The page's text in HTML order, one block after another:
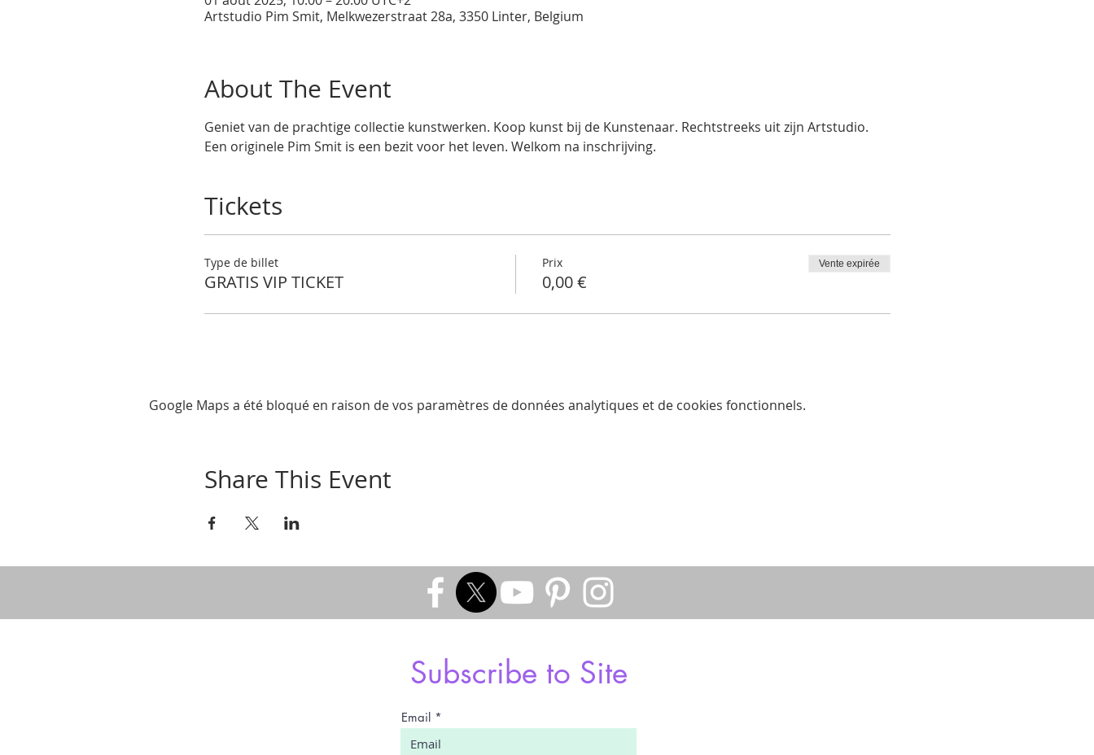
Artstudio Pim Smit, Melkwezerstraat 28a, 3350 Linter, Belgium
About The Event
Geniet van de prachtige collectie kunstwerken. Koop kunst bij de Kunstenaar. Rechtstreeks uit zijn Artstudio.
Een originele Pim Smit is een bezit voor het leven. Welkom na inschrijving.
Tickets
Type de billet
GRATIS VIP TICKET
Prix
0,00 €
Vente expirée
Google Maps a été bloqué en raison de vos paramètres de données analytiques et de cookies fonctionnels.
Share This Event
Subscribe to Site
Email